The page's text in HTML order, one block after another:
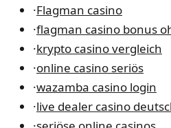
·Flagman casino
·flagman casino bonus
·krypto casino vergleich
·online casino seriös
·wazamba casino login
·live dealer casino